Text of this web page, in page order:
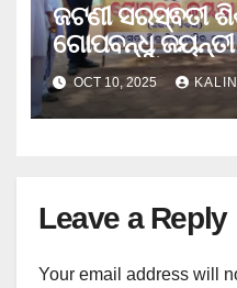
ଜଟଣୀ ସରସ୍ଵତୀ
ଗୋପବନ୍ଧୁ ଜୟନ୍ତୀ
OCT 10, 2025
Leave a Reply
Your email address will